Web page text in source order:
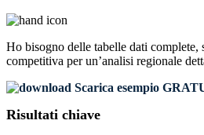
Ho bisogno delle tabelle dati complete,
competitiva per un’analisi regionale
Scarica esempio
Risultati chiave